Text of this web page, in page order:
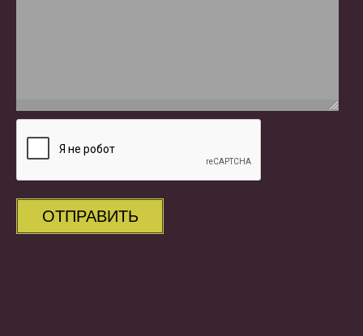
ОТПРАВИТЬ